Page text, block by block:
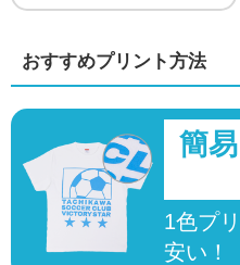
おすすめプリント方法
簡
1色プ
安い！